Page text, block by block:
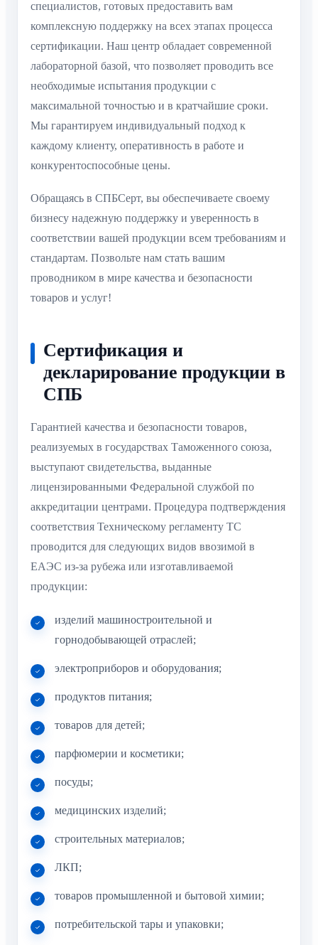
специалистов, готовых предоставить вам
комплексную поддержку на всех этапах процесса
сертификации. Наш центр обладает современной
лабораторной базой, что позволяет проводить все
необходимые испытания продукции с
максимальной точностью и в кратчайшие сроки.
Мы гарантируем индивидуальный подход к
каждому клиенту, оперативность в работе и
конкурентоспособные цены.
Обращаясь в СПБСерт, вы обеспечиваете своему
бизнесу надежную поддержку и уверенность в
соответствии вашей продукции всем требованиям и
стандартам. Позвольте нам стать вашим
проводником в мире качества и безопасности
товаров и услуг!
Сертификация и
декларирование продукции в
СПБ
Гарантией качества и безопасности товаров,
реализуемых в государствах Таможенного союза,
выступают свидетельства, выданные
лицензированными Федеральной службой по
аккредитации центрами. Процедура подтверждения
соответствия Техническому регламенту ТС
проводится для следующих видов ввозимой в
ЕАЭС из-за рубежа или изготавливаемой
продукции:
изделий машиностроительной и
горнодобывающей отраслей;
электроприборов и оборудования;
продуктов питания;
товаров для детей;
парфюмерии и косметики;
посуды;
медицинских изделий;
строительных материалов;
ЛКП;
товаров промышленной и бытовой химии;
потребительской тары и упаковки;